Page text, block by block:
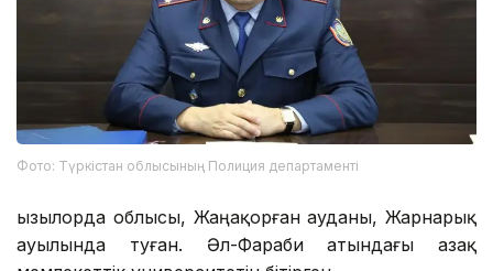
Фото: Түркістан облысының Полиция департаменті
Қызылорда облысы, Жаңақорған ауданы, Жарнарық
ауылында туған. Әл-Фараби атындағы Қазақ